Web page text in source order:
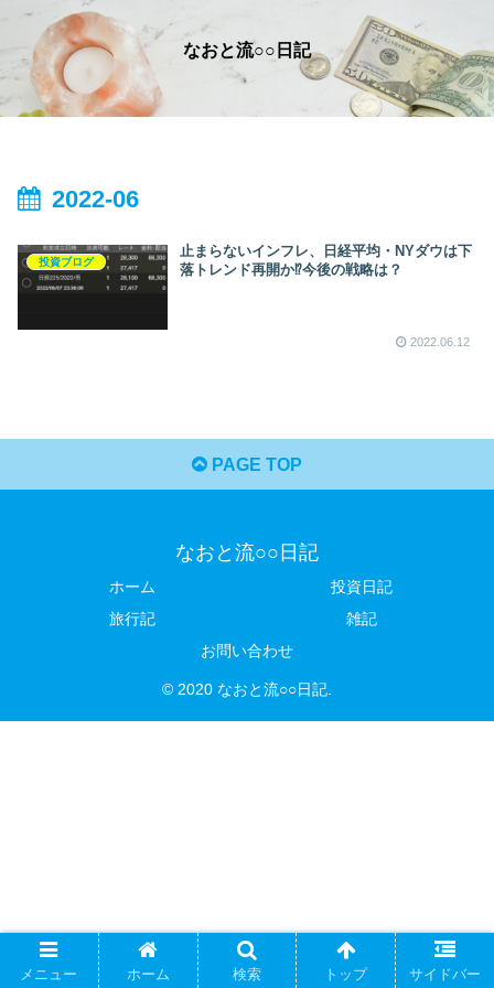
なおと流○○日記
2022-06
投資ブログ
止まらないインフレ、日経平均・NYダウは下
落トレンド再開か⁉今後の戦略は？
2022.06.12
PAGE TOP
なおと流○○日記
ホーム
投資日記
旅行記
雑記
お問い合わせ
© 2020 なおと流○○日記.
メニュー ホーム 検索 トップ サイドバー